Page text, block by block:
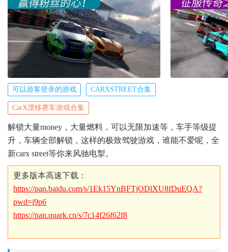
可以游客登录的游戏 CARXSTREET合集
CarX漂移赛车游戏合集
解锁大量money，大量燃料，可以无限加速等，车手等级提
升，车辆全部解锁，这样的极致驾驶游戏，谁能不爱呢，全
新carx street等你来风驰电掣。
更多版本高速下载：
https://pan.baidu.com/s/1Ek15YnBFTjODlXU8fDuEQA?
pwd=j9p6
https://pan.quark.cn/s/7c14f26f62f8